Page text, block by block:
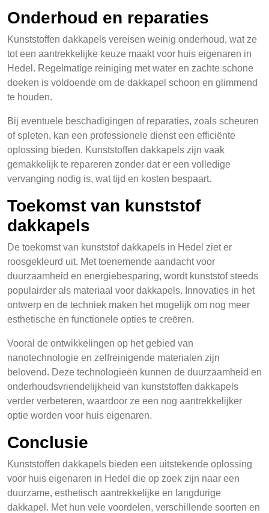
Onderhoud en reparaties
Kunststoffen dakkapels vereisen weinig onderhoud, wat ze
tot een aantrekkelijke keuze maakt voor huis eigenaren in
Hedel. Regelmatige reiniging met water en zachte schone
doeken is voldoende om de dakkapel schoon en glimmend
te houden.
Bij eventuele beschadigingen of reparaties, zoals scheuren
of spleten, kan een professionele dienst een efficiënte
oplossing bieden. Kunststoffen dakkapels zijn vaak
gemakkelijk te repareren zonder dat er een volledige
vervanging nodig is, wat tijd en kosten bespaart.
Toekomst van kunststof
dakkapels
De toekomst van kunststof dakkapels in Hedel ziet er
roosgekleurd uit. Met toenemende aandacht voor
duurzaamheid en energiebesparing, wordt kunststof steeds
populairder als materiaal voor dakkapels. Innovaties in het
ontwerp en de techniek maken het mogelijk om nog meer
esthetische en functionele opties te creëren.
Vooral de ontwikkelingen op het gebied van
nanotechnologie en zelfreinigende materialen zijn
belovend. Deze technologieën kunnen de duurzaamheid en
onderhoudsvriendelijkheid van kunststoffen dakkapels
verder verbeteren, waardoor ze een nog aantrekkelijker
optie worden voor huis eigenaren.
Conclusie
Kunststoffen dakkapels bieden een uitstekende oplossing
voor huis eigenaren in Hedel die op zoek zijn naar een
duurzame, esthetisch aantrekkelijke en langdurige
dakkapel. Met hun vele voordelen, verschillende soorten en